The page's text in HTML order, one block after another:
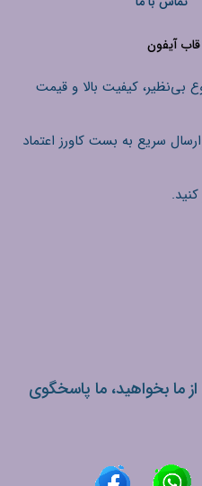
آیفون
بی‌نظیر، کیفیت بالا و قیمت
سریع به بست کاورز اعتماد
ما بخواهید، ما پاسخگوی